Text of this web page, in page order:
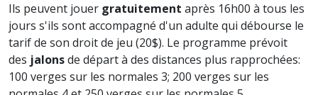
Ils peuvent jouer gratuitement après 16h00 à tous les
jours s'ils sont accompagné d'un adulte qui débourse le
tarif de son droit de jeu (20$). Le programme prévoit
des jalonsde départ à des distances plus rapprochées:
100 verges sur les normales 3; 200 verges sur les